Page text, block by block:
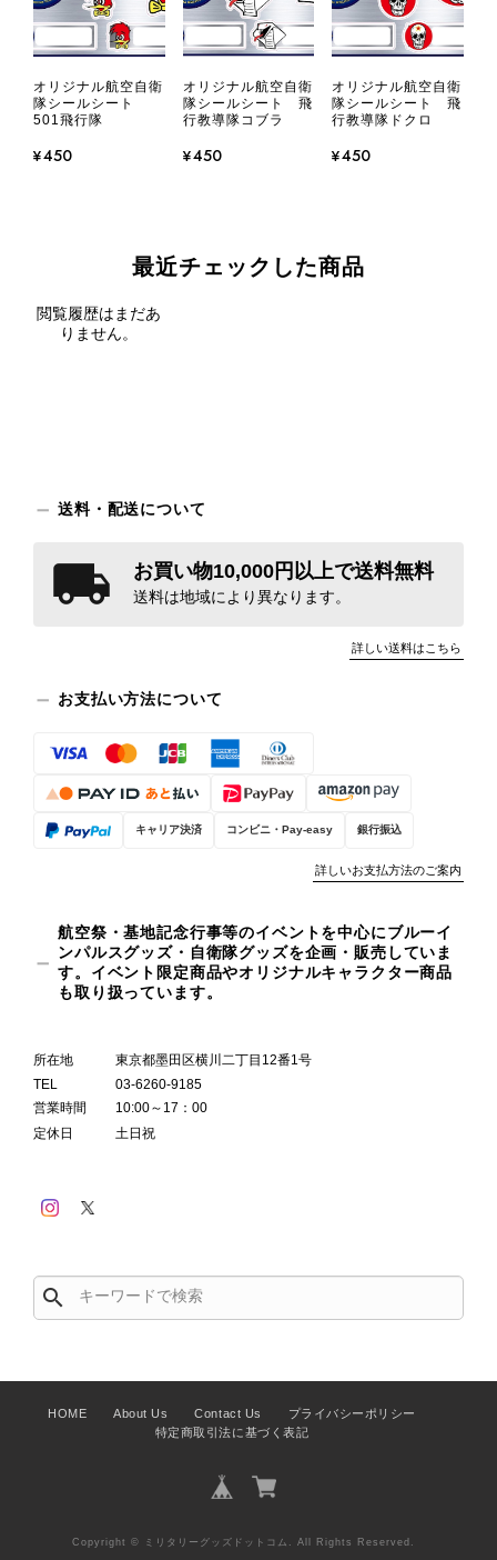
オリジナル航空自衛
隊シールシート
501飛行隊
¥450
オリジナル航空自衛
隊シールシート 飛
行教導隊コブラ
¥450
オリジナル航空自衛
隊シールシート 飛
行教導隊ドクロ
¥450
最近チェックした商品
閲覧履歴はまだあ
りません。
送料・配送について
お買い物10,000円以上で送料無料
送料は地域により異なります。
詳しい送料はこちら
お支払い方法について
キャリア決済 コンビニ・Pay-easy 銀行振込
詳しいお支払方法のご案内
航空祭・基地記念行事等のイベントを中心にブルーイ
ンパルスグッズ・自衛隊グッズを企画・販売していま
す。イベント限定商品やオリジナルキャラクター商品
も取り扱っています。
所在地
東京都墨田区横川二丁目12番1号
TEL
03-6260-9185
営業時間
10:00～17：00
定休日
土日祝
search
HOME About Us Contact Us
プライバシーポリシー
特定商取引法に基づく表記
Copyright © ミリタリーグッズドットコム. All Rights Reserved.